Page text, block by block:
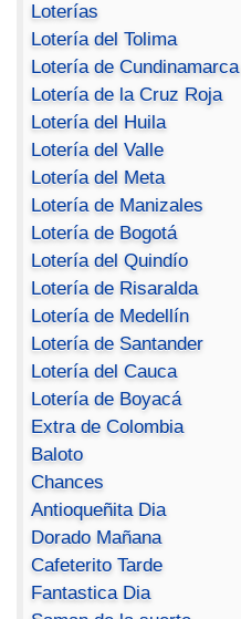
Loterías
Lotería del Tolima
Lotería de Cundinamarca
Lotería de la Cruz Roja
Lotería del Huila
Lotería del Valle
Lotería del Meta
Lotería de Manizales
Lotería de Bogotá
Lotería del Quindío
Lotería de Risaralda
Lotería de Medellín
Lotería de Santander
Lotería del Cauca
Lotería de Boyacá
Extra de Colombia
Baloto
Chances
Antioqueñita Dia
Dorado Mañana
Cafeterito Tarde
Fantastica Dia